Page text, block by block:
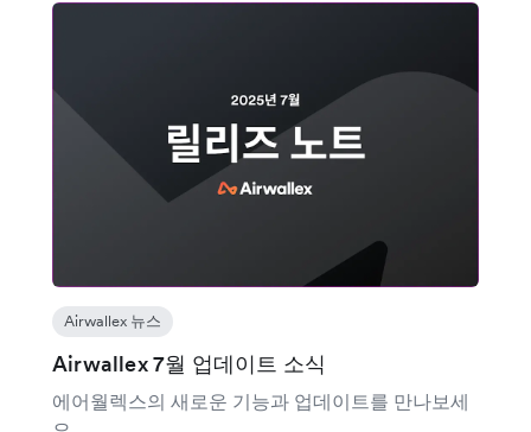
Airwallex 뉴스
Airwallex 7월 업데이트 소식
에어월렉스의 새로운 기능과 업데이트를 만나보세